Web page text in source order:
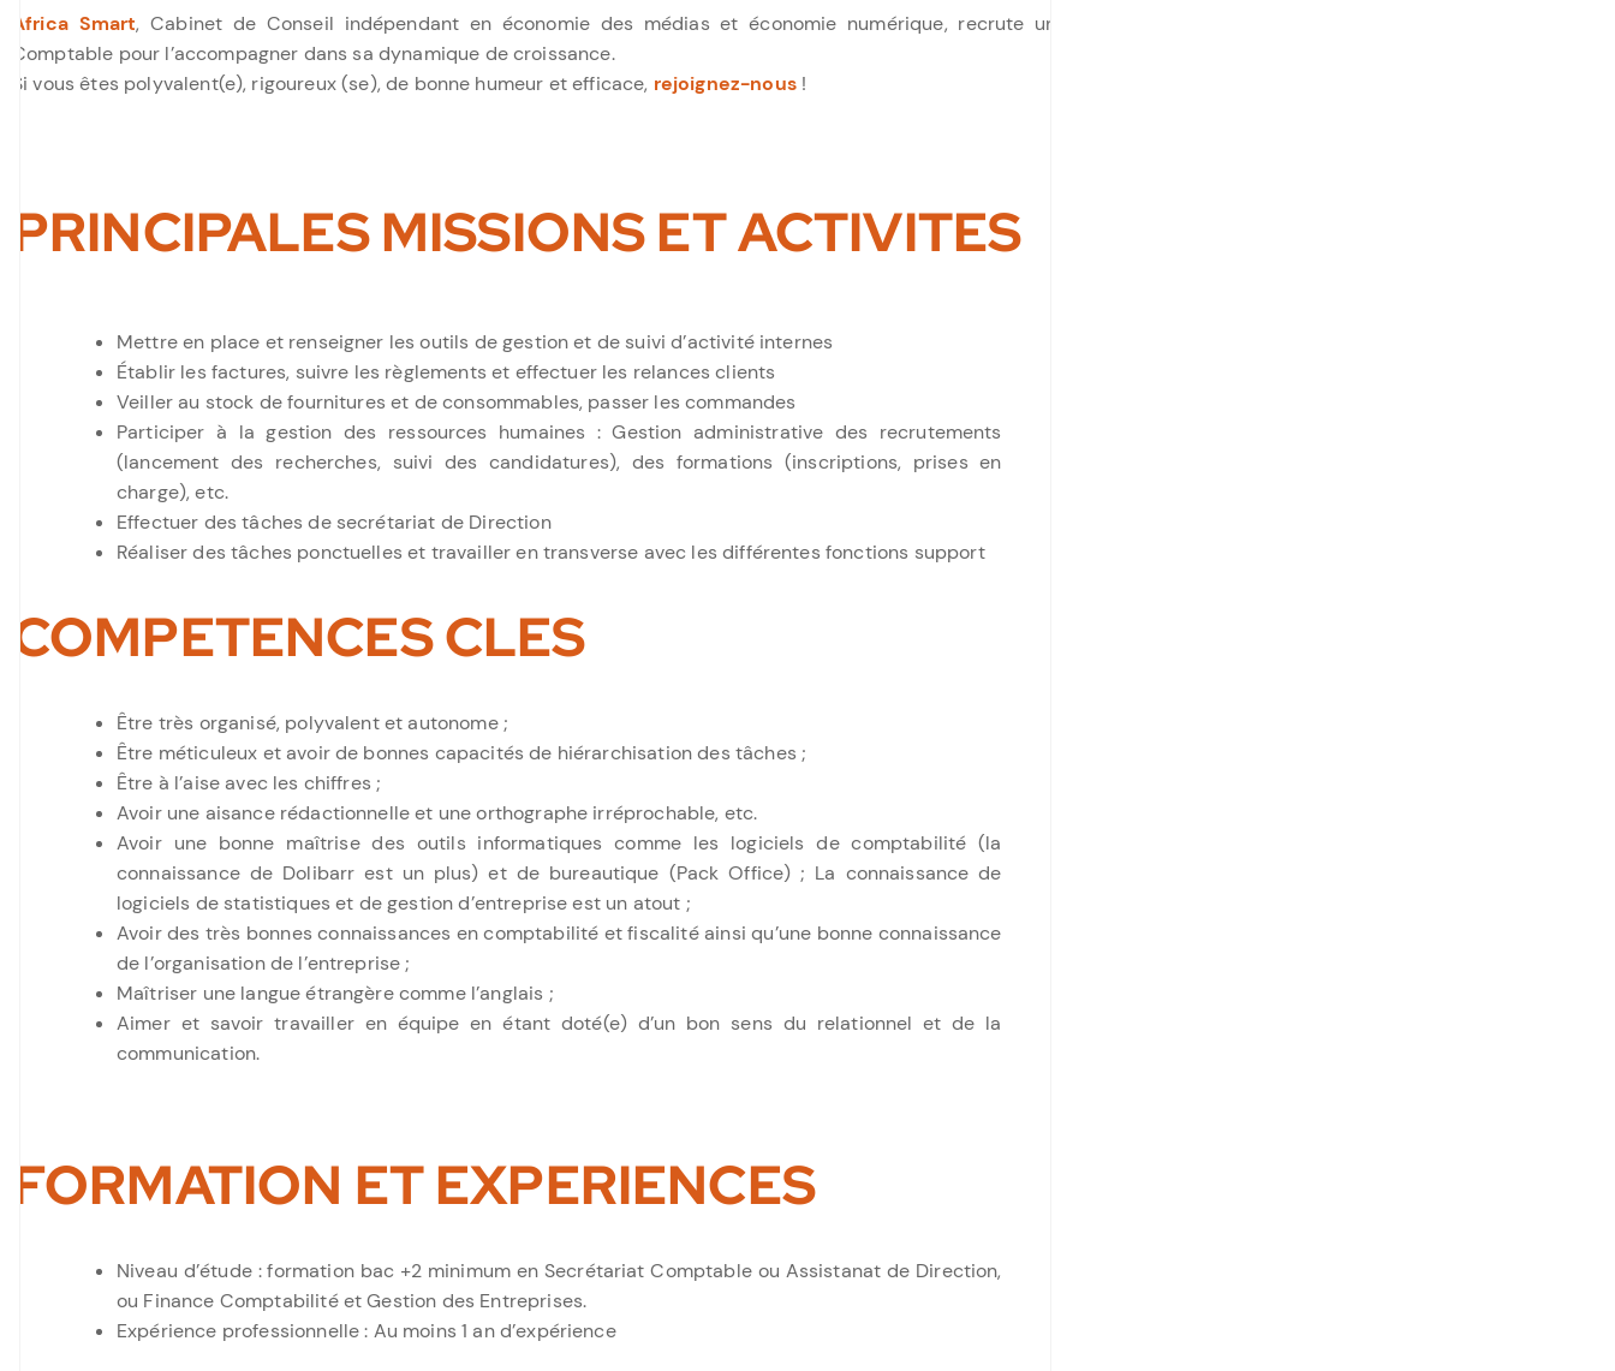
Africa Smart, Cabinet de Conseil indépendant en économie des médias et économie numérique, recrute un(e) Assistant(e) Administratif et
Comptable pour l’accompagner dans sa dynamique de croissance.
Si vous êtes polyvalent(e), rigoureux (se), de bonne humeur et efficace, rejoignez-nous!
PRINCIPALES MISSIONS ET ACTIVITES
Mettre en place et renseigner les outils de gestion et de suivi d’activité internes
Établir les factures, suivre les règlements et effectuer les relances clients
Veiller au stock de fournitures et de consommables, passer les commandes
Participer à la gestion des ressources humaines : Gestion administrative des recrutements
(lancement des recherches, suivi des candidatures), des formations (inscriptions, prises en
charge), etc.
Effectuer des tâches de secrétariat de Direction
Réaliser des tâches ponctuelles et travailler en transverse avec les différentes fonctions support
COMPETENCES CLES
Être très organisé, polyvalent et autonome ;
Être méticuleux et avoir de bonnes capacités de hiérarchisation des tâches ;
Être à l’aise avec les chiffres ;
Avoir une aisance rédactionnelle et une orthographe irréprochable, etc.
Avoir une bonne maîtrise des outils informatiques comme les logiciels de comptabilité (la
connaissance de Dolibarr est un plus) et de bureautique (Pack Office) ; La connaissance de
logiciels de statistiques et de gestion d’entreprise est un atout ;
Avoir des très bonnes connaissances en comptabilité et fiscalité ainsi qu’une bonne connaissance
de l’organisation de l’entreprise ;
Maîtriser une langue étrangère comme l’anglais ;
Aimer et savoir travailler en équipe en étant doté(e) d’un bon sens du relationnel et de la
communication.
FORMATION ET EXPERIENCES
Niveau d’étude : formation bac +2 minimum en Secrétariat Comptable ou Assistanat de Direction,
ou Finance Comptabilité et Gestion des Entreprises.
Expérience professionnelle : Au moins 1 an d’expérience